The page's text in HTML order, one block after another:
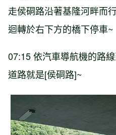
走侯硐路沿著基隆河畔而
迴轉於右下方的橋下停車~
07:15 依汽車導航機的路
道路就是[侯硐路]~